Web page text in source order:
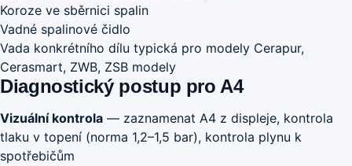
Koroze ve sběrnici spalin
Vadné spalinové čidlo
Vada konkrétního dílu typická pro modely Cerapur,
Cerasmart, ZWB, ZSB modely
Diagnostický postup pro A4
Vizuální kontrola — zaznamenat A4 z displeje, kontrola
tlaku v topení (norma 1,2–1,5 bar), kontrola plynu k
spotřebičům